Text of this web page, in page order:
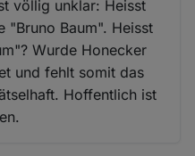
völlig unklar: Heisst
"Bruno Baum". Heisst
Wurde Honecker
und fehlt somit das
Hoffentlich ist